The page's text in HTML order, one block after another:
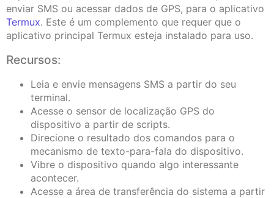
enviar SMS ou acessar dados de GPS, para o aplicativo
Termux. Este é um complemento que requer que o
aplicativo principal Termux esteja instalado para uso.
Recursos:
Leia e envie mensagens SMS a partir do seu
terminal.
Acesse o sensor de localização GPS do
dispositivo a partir de scripts.
Direcione o resultado dos comandos para o
mecanismo de texto-para-fala do dispositivo.
Vibre o dispositivo quando algo interessante
acontecer.
Acesse a área de transferência do sistema a partir